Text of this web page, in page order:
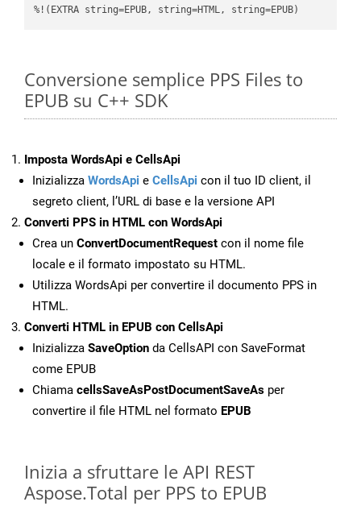
%!(EXTRA string=EPUB, string=HTML, string=EPUB)
Conversione semplice PPS Files to
EPUB su C++ SDK
Imposta WordsApi e CellsApi
Inizializza WordsApi e CellsApi con il tuo ID client, il
segreto client, l’URL di base e la versione API
Converti PPS in HTML con WordsApi
Crea un ConvertDocumentRequest con il nome file
locale e il formato impostato su HTML.
Utilizza WordsApi per convertire il documento PPS in
HTML.
Converti HTML in EPUB con CellsApi
Inizializza SaveOption da CellsAPI con SaveFormat
come EPUB
Chiama cellsSaveAsPostDocumentSaveAs per
convertire il file HTML nel formato EPUB
Inizia a sfruttare le API REST
Aspose.Total per PPS to EPUB